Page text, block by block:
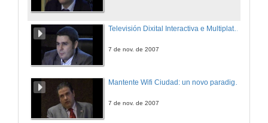
Televisión Dixital Interactiva e Multiplataforma
7 de nov. de 2007
7 de nov. de 2007